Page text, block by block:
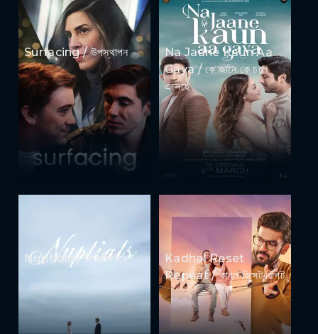
Surfacing / উপস্থাপন
Na Jaane Kaun Aa
Gaya / কে জানে কে চলে
এসেছে
Nuptials / নিউজীয়াহ
Kadhal Reset
Repeat / কাধল রিসেট রিপিট